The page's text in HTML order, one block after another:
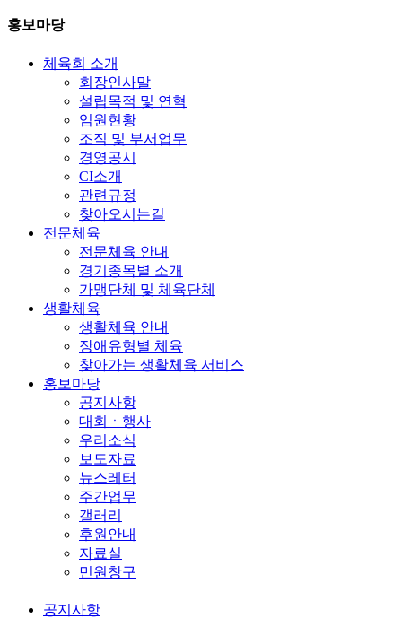
홍보마당
체육회 소개
회장인사말
설립목적 및 연혁
임원현황
조직 및 부서업무
경영공시
CI소개
관련규정
찾아오시는길
전문체육
전문체육 안내
경기종목별 소개
가맹단체 및 체육단체
생활체육
생활체육 안내
장애유형별 체육
찾아가는 생활체육 서비스
홍보마당
공지사항
대회ㆍ행사
우리소식
보도자료
뉴스레터
주간업무
갤러리
후원안내
자료실
민원창구
공지사항